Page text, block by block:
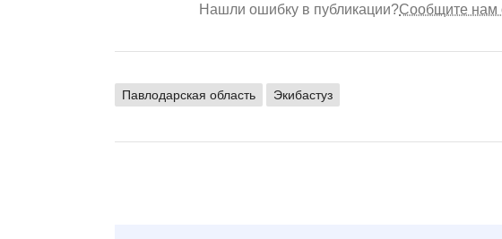
Нашли ошибку в публикации?Сообщите нам
Павлодарская область Экибастуз